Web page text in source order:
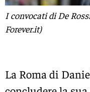
I convocati di De
Forever.it)
La Roma di